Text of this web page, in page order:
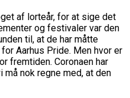
af lorteår, for at sige det
og festivaler var den
til, at de har måtte
Aarhus Pride. Men hvor er
fremtiden. Coronaen har
nok regne med, at den